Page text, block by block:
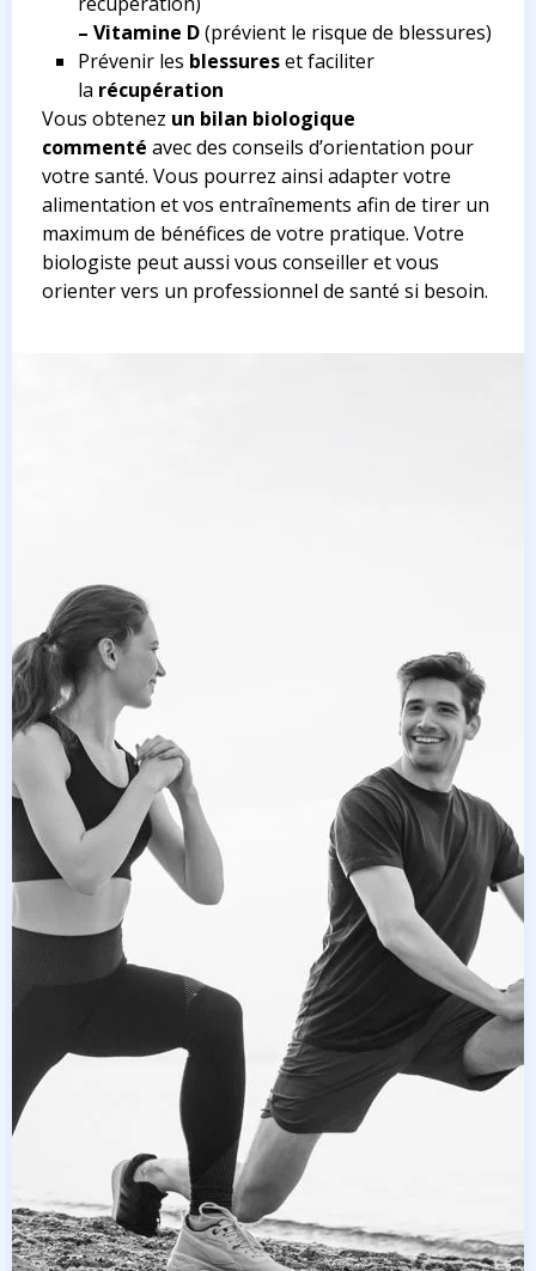
– Vitamine D(prévient le risque de blessures)
Prévenir les blessureset faciliter
la récupération
Vous obtenez un bilan biologique
commenté avec des conseils d’orientation pour
votre santé. Vous pourrez ainsi adapter votre
alimentation et vos entraînements afin de tirer un
maximum de bénéfices de votre pratique. Votre
biologiste peut aussi vous conseiller et vous
orienter vers un professionnel de santé si besoin.